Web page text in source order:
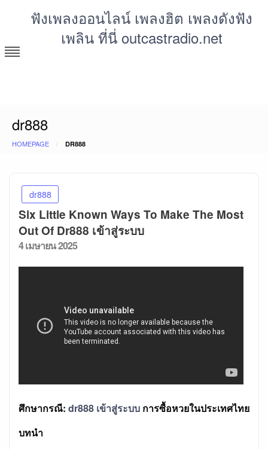
ฟังเพลงออนไลน์ เพลงฮิต เพลงดังฟัง
เพลิน ที่นี่ outcastradio.net
dr888
HOMEPAGE DR888
dr888
Six Little Known Ways To Make The Most
Out Of Dr888 เข้าสู่ระบบ
Posted
4 เมษายน 2025
ศึกษากรณี: dr888 เข้าสู่ระบบ การซื้อหวยในประเทศไทย
บทนำ